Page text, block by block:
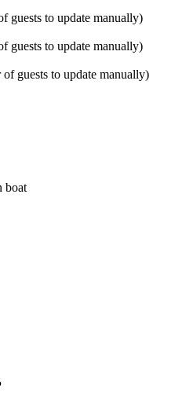
guests to update manually)
guests to update manually)
guests to update manually)
boat